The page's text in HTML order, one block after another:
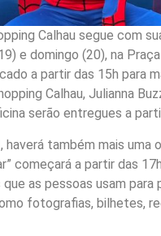
Calhau segue com
e domingo (20), na
a partir das 15h para
Calhau, Julianna
serão entregues a
também mais
começará a partir das
as pessoas usam
fotografias, bilhetes,